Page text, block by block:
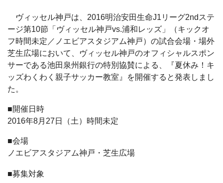
ヴィッセル神戸は、2016明治安田生命J1リーグ2ndステ
ージ第10節「ヴィッセル神戸vs.浦和レッズ」（キックオ
フ時間未定／ノエビアスタジアム神戸）の試合会場・場外
芝生広場において、ヴィッセル神戸のオフィシャルスポン
サーである池田泉州銀行の特別協賛による、『夏休み！キ
ッズわくわく親子サッカー教室』を開催すると発表しまし
た。
■開催日時
2016年8月27日（土）時間未定
■会場
ノエビアスタジアム神戸・芝生広場
■募集対象